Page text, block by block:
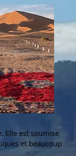
Elle est soumise
et beaucoup